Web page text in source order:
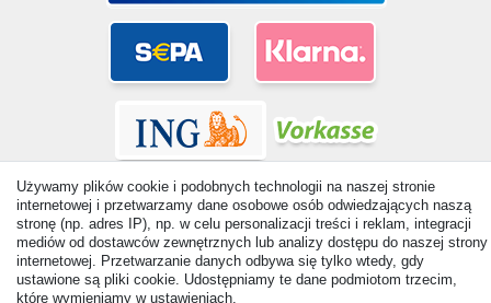
© Copyright 2026 | Wszelkie prawa zastrzezone. - All rights
reserved. Prices incl. VAT. 19% VAT Basic prices see article detail
| * Applies to deliveries to the UK!
Używamy plików cookie i podobnych technologii na naszej stronie
internetowej i przetwarzamy dane osobowe osób odwiedzających naszą
stronę (np. adres IP), np. w celu personalizacji treści i reklam, integracji
mediów od dostawców zewnętrznych lub analizy dostępu do naszej strony
internetowej. Przetwarzanie danych odbywa się tylko wtedy, gdy
ustawione są pliki cookie. Udostępniamy te dane podmiotom trzecim,
które wymieniamy w ustawieniach.